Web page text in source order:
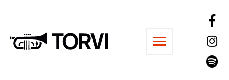
Ravintola Torvi